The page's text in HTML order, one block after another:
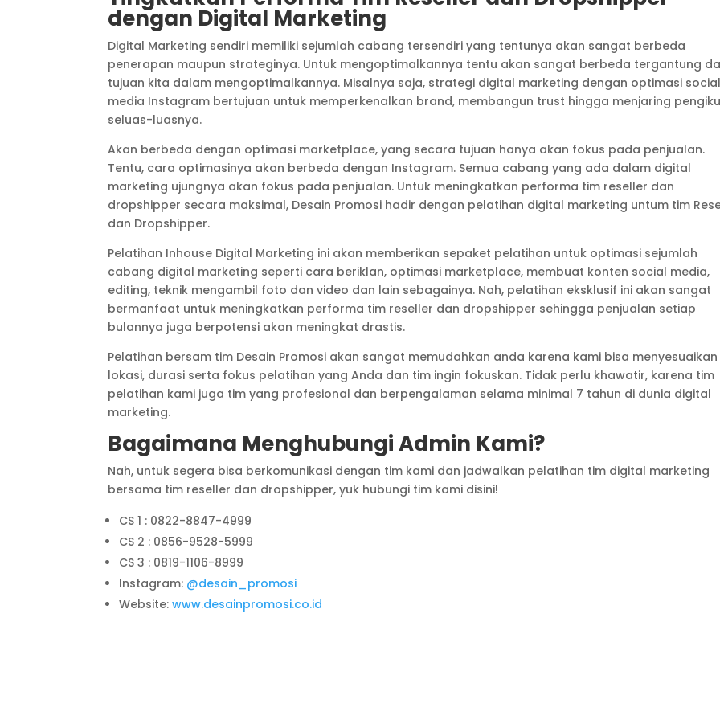
dengan Digital Marketing
Digital Marketing sendiri memiliki sejumlah cabang tersendiri yang tentunya akan sangat berbeda
penerapan maupun strateginya. Untuk mengoptimalkannya tentu akan sangat berbeda tergantung
tujuan kita dalam mengoptimalkannya. Misalnya saja, strategi digital marketing dengan optimasi social
media Instagram bertujuan untuk memperkenalkan brand, membangun trust hingga menjaring
seluas-luasnya.
Akan berbeda dengan optimasi marketplace, yang secara tujuan hanya akan fokus pada penjualan.
Tentu, cara optimasinya akan berbeda dengan Instagram. Semua cabang yang ada dalam digital
marketing ujungnya akan fokus pada penjualan. Untuk meningkatkan performa tim reseller dan
dropshipper secara maksimal, Desain Promosi hadir dengan pelatihan digital marketing untum tim
dan Dropshipper.
Pelatihan Inhouse Digital Marketing ini akan memberikan sepaket pelatihan untuk optimasi sejumlah
cabang digital marketing seperti cara beriklan, optimasi marketplace, membuat konten social media,
editing, teknik mengambil foto dan video dan lain sebagainya. Nah, pelatihan eksklusif ini akan sangat
bermanfaat untuk meningkatkan performa tim reseller dan dropshipper sehingga penjualan setiap
bulannya juga berpotensi akan meningkat drastis.
Pelatihan bersam tim Desain Promosi akan sangat memudahkan anda karena kami bisa menyesuaikan
lokasi, durasi serta fokus pelatihan yang Anda dan tim ingin fokuskan. Tidak perlu khawatir, karena tim
pelatihan kami juga tim yang profesional dan berpengalaman selama minimal 7 tahun di dunia digital
marketing.
Bagaimana Menghubungi Admin Kami?
Nah, untuk segera bisa berkomunikasi dengan tim kami dan jadwalkan pelatihan tim digital marketing
bersama tim reseller dan dropshipper, yuk hubungi tim kami disini!
CS 1 : 0822-8847-4999
CS 2 : 0856-9528-5999
CS 3 : 0819-1106-8999
Instagram: @desain_promosi
Website:www.desainpromosi.co.id